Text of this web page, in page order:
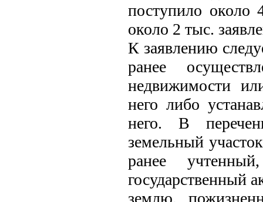
поступило около
около 2 тыс.
К заявлению
ранее
недвижимости
него либо
него. В
земельный
ранее
государственный
землю,